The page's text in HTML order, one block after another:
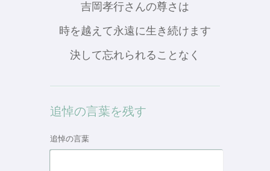
吉岡孝行さんの尊さは
時を越えて永遠に生き続けます
決して忘れられることなく
追悼の言葉を残す
追悼の言葉